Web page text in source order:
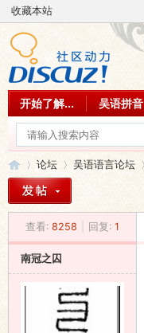
收藏本站
开始了解... 吴语拼音
»
论坛
›
吴语语言论坛
查看: 8258 回复: 1
南冠之囚